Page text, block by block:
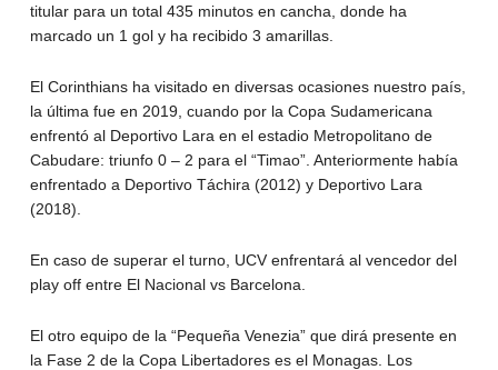
titular para un total 435 minutos en cancha, donde ha
marcado un 1 gol y ha recibido 3 amarillas.
El Corinthians ha visitado en diversas ocasiones nuestro país,
la última fue en 2019, cuando por la Copa Sudamericana
enfrentó al Deportivo Lara en el estadio Metropolitano de
Cabudare: triunfo 0 – 2 para el “Timao”. Anteriormente había
enfrentado a Deportivo Táchira (2012) y Deportivo Lara
(2018).
En caso de superar el turno, UCV enfrentará al vencedor del
play off entre El Nacional vs Barcelona.
El otro equipo de la “Pequeña Venezia” que dirá presente en
la Fase 2 de la Copa Libertadores es el Monagas. Los